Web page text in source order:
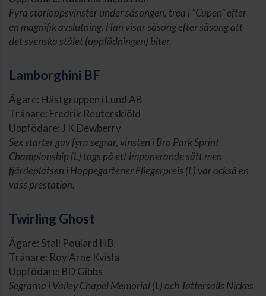
Fyra storloppsvinster under säsongen, trea i ”Cupen” efter
en magnifik avslutning. Han visar säsong efter säsong att
det svenska stålet (uppfödningen) biter.
Lamborghini BF
Ägare: Hästgruppen i Lund AB
Tränare: Fredrik Reuterskiöld
Uppfödare: J K Dewberry
Sex starter gav fyra segrar, vinsten i Bro Park Sprint
Championship (L) togs på ett imponerande sätt men
fjärdeplatsen i Hoppegartener Fliegerpreis (L) var också en
vass prestation.
Twirling Ghost
Ägare: Stall Poulard HB
Tränare: Roy Arne Kvisla
Uppfödare: BD Gibbs
Segrarna i Valley Chapel Memorial (L) och Tattersalls Nickes